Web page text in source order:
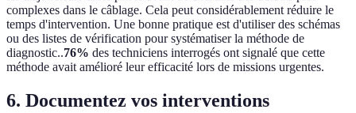
complexes dans le câblage. Cela peut considérablement réduire le
temps d'intervention. Une bonne pratique est d'utiliser des schémas
ou des listes de vérification pour systématiser la méthode de
diagnostic..76% des techniciens interrogés ont signalé que cette
méthode avait amélioré leur efficacité lors de missions urgentes.
6. Documentez vos interventions